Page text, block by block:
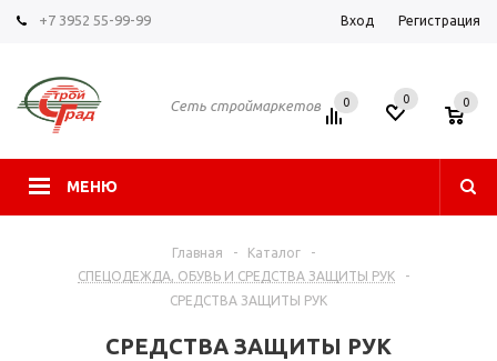
+7 3952 55-99-99 Вход Регистрация
Сеть строймаркетов
МЕНЮ
0 0 0
Главная - Каталог
-
СПЕЦОДЕЖДА, ОБУВЬ И СРЕДСТВА ЗАЩИТЫ РУК
-
СРЕДСТВА ЗАЩИТЫ РУК
СРЕДСТВА ЗАЩИТЫ РУК